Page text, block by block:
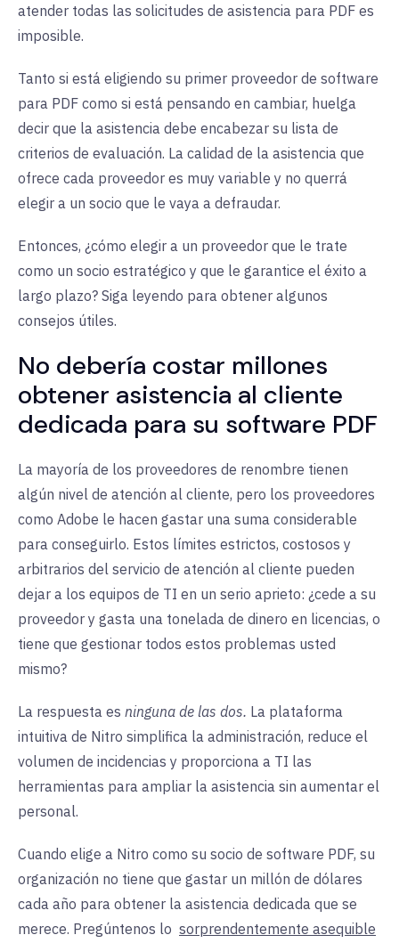
atender todas las solicitudes de asistencia para PDF es
imposible.
Tanto si está eligiendo su primer proveedor de software
para PDF como si está pensando en cambiar, huelga
decir que la asistencia debe encabezar su lista de
criterios de evaluación. La calidad de la asistencia que
ofrece cada proveedor es muy variable y no querrá
elegir a un socio que le vaya a defraudar.
Entonces, ¿cómo elegir a un proveedor que le trate
como un socio estratégico y que le garantice el éxito a
largo plazo? Siga leyendo para obtener algunos
consejos útiles.
No debería costar millones
obtener asistencia al cliente
dedicada para su software PDF
La mayoría de los proveedores de renombre tienen
algún nivel de atención al cliente, pero los proveedores
como Adobe le hacen gastar una suma considerable
para conseguirlo. Estos límites estrictos, costosos y
arbitrarios del servicio de atención al cliente pueden
dejar a los equipos de TI en un serio aprieto: ¿cede a su
proveedor y gasta una tonelada de dinero en licencias, o
tiene que gestionar todos estos problemas usted
mismo?
La respuesta es ninguna de las dos. La plataforma
intuitiva de Nitro simplifica la administración, reduce el
volumen de incidencias y proporciona a TI las
herramientas para ampliar la asistencia sin aumentar el
personal.
Cuando elige a Nitro como su socio de software PDF, su
organización no tiene que gastar un millón de dólares
cada año para obtener la asistencia dedicada que se
merece. Pregúntenos lo sorprendentemente asequible